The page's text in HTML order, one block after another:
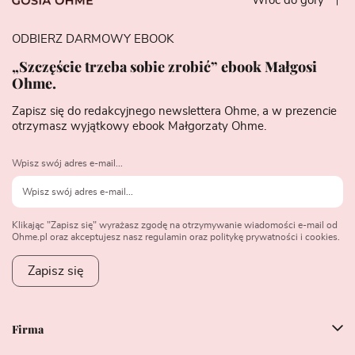
Firma
ODBIERZ DARMOWY EBOOK
„Szczęście trzeba sobie zrobić” ebook Małgosi
Ohme.
Zapisz się do redakcyjnego newslettera Ohme, a w prezencie
otrzymasz wyjątkowy ebook Małgorzaty Ohme.
Wpisz swój adres e-mail...
Klikając "Zapisz się" wyrażasz zgodę na otrzymywanie wiadomości e-mail od
Ohme.pl oraz akceptujesz nasz regulamin oraz politykę prywatności i cookies.
Zapisz się